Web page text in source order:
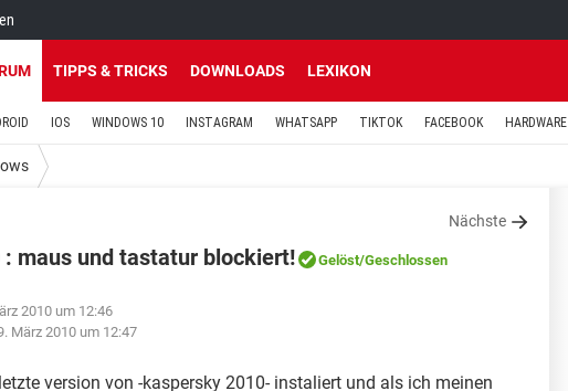
TIPPS & TRICKS DOWNLOADS LEXIKON
IOS WINDOWS 10 INSTAGRAM WHATSAPP TIKTOK FACEBOOK HARDWARE
Nächste
: maus und tastatur blockiert! Gelöst/Geschlossen
2010 um 12:46
März 2010 um 12:47
version von -kaspersky 2010- instaliert und als ich meinen